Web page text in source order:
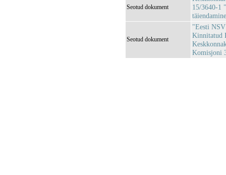
Seotud dokument
15/3640-1
Seotud dokument
"Eesti
Kinnitatud
Komisjoni